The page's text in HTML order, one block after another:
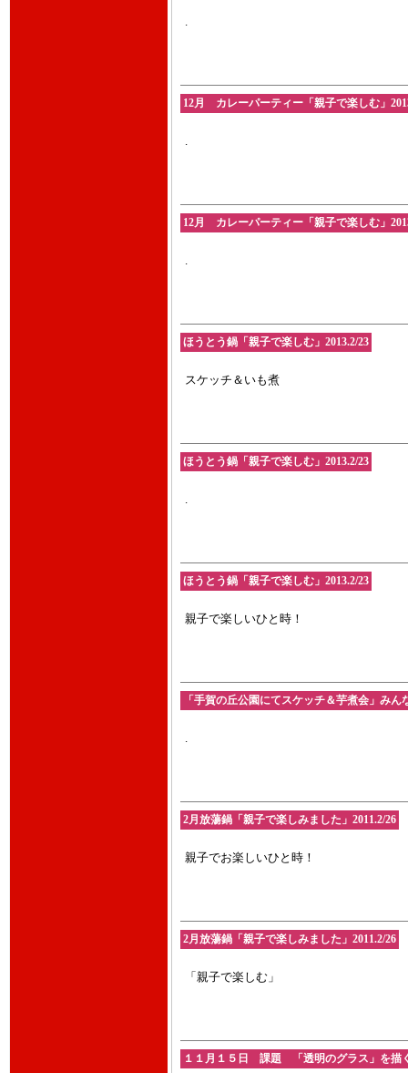
.
12月 カレーパーティー「親子で楽しむ」
.
12月 カレーパーティー「親子で楽しむ」
.
ほうとう鍋「親子で楽しむ」2013.2/23
スケッチ＆いも煮
ほうとう鍋「親子で楽しむ」2013.2/23
.
ほうとう鍋「親子で楽しむ」2013.2/23
親子で楽しいひと時！
「手賀の丘公園にてスケッチ＆芋煮会」みん
.
2月放蕩鍋「親子で楽しみました」2011.2/26
親子でお楽しいひと時！
2月放蕩鍋「親子で楽しみました」2011.2/26
「親子で楽しむ」
１１月１５日 課題 「透明のグラス」を描